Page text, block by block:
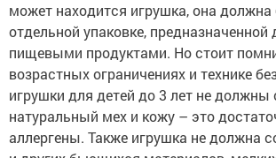
может находится игрушка, она
отдельной упаковке, предназначенной
пищевыми продуктами. Но стоит
возрастных ограничениях и технике
игрушки для детей до 3 лет не должны
натуральный мех и кожу – это
аллергены. Также игрушка не должна